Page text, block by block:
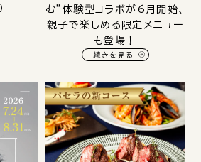
む”体験型コラボが6月開始、
親子で楽しめる限定メニュー
も登場！
続きを見る